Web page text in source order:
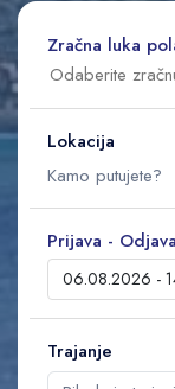
Zračna luka
Lokacija
Prijava - Odjava
Trajanje